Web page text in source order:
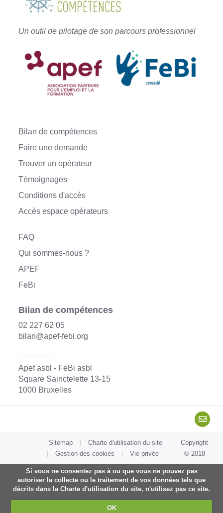
Un outil de pilotage de son parcours professionnel
Bilan de compétences
Faire une demande
Trouver un opérateur
Témoignages
Conditions d'accès
Accès espace opérateurs
FAQ
Qui sommes-nous ?
APEF
FeBi
Bilan de compétences
02 227 62 05
bilan@apef-febi.org
Apef asbl - FeBi asbl
Square Sainctelette 13-15
1000 Bruxelles
Sitemap
Charte d'utilisation du site
Gestion des cookies
Vie privée
Copyright
© 2018
Si vous ne consentez pas à ou que vous ne pouvez pas
autoriser la collecte ou le traitement de vos données tels que
décrits dans la Charte d'utilisation du site, n'utilisez pas ce site.
OK